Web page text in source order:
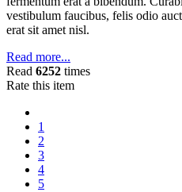
vestibulum faucibus, felis odio
erat sit amet nisl.
Read more...
Read 6252 times
Rate this item
1
2
3
4
5